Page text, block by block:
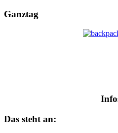
Ganztag
Das steht an: